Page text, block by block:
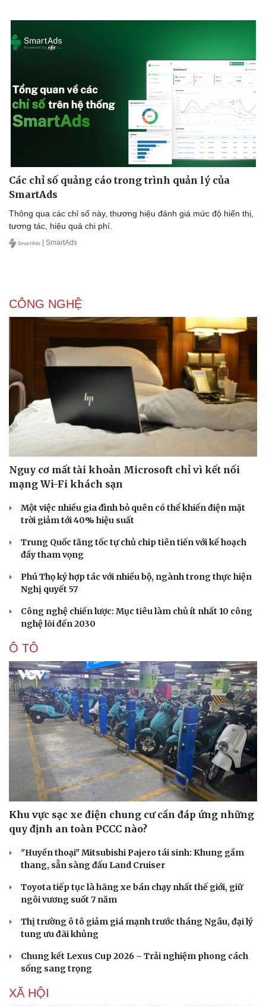
Sức khỏe
Dinh dưỡng - món ngon
Cây thuốc
Sản phụ khoa
Nhi khoa
Nam khoa
Làm đẹp - giảm cân
Phòng mạch online
Đời sống
Nhà đẹp
Blog
Tình yêu - Gia đình
Các chỉ số quảng cáo trong trình quản lý của
SmartAds
Thông qua các chỉ số này, thương hiệu đánh giá mức độ hiển thị,
tương tác, hiệu quả chi phí.
| SmartAds
CÔNG NGHỆ
Nguy cơ mất tài khoản Microsoft chỉ vì kết nối
mạng Wi-Fi khách sạn
Một việc nhiều gia đình bỏ quên có thể khiến điện mặt
trời giảm tới 40% hiệu suất
Trung Quốc tăng tốc tự chủ chip tiên tiến với kế hoạch
đầy tham vọng
Phú Thọ ký hợp tác với nhiều bộ, ngành trong thực hiện
Nghị quyết 57
Công nghệ chiến lược: Mục tiêu làm chủ ít nhất 10 công
nghệ lõi đến 2030
Ô TÔ
Khu vực sạc xe điện chung cư cần đáp ứng những
quy định an toàn PCCC nào?
"Huyền thoại" Mitsubishi Pajero tái sinh: Khung gầm
thang, sẵn sàng đấu Land Cruiser
Toyota tiếp tục là hãng xe bán chạy nhất thế giới, giữ
ngôi vương suốt 7 năm
Thị trường ô tô giảm giá mạnh trước tháng Ngâu, đại lý
tung ưu đãi khủng
Chung kết Lexus Cup 2026 – Trải nghiệm phong cách
sống sang trọng
XÃ HỘI